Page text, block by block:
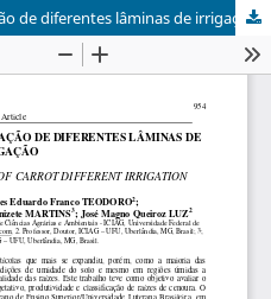
de diferentes lâminas de irrigação